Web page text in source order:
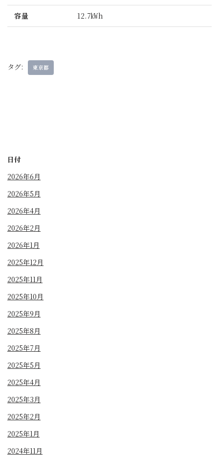
容量 12.7㎾h
タグ: 東京都
日付
2026年6月
2026年5月
2026年4月
2026年2月
2026年1月
2025年12月
2025年11月
2025年10月
2025年9月
2025年8月
2025年7月
2025年5月
2025年4月
2025年3月
2025年2月
2025年1月
2024年11月